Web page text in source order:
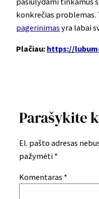
konkrečias problemas.
pagerinimas yra labai
Plačiau: https://
Parašykite
El. pašto adresas
pažymėti *
Komentaras *